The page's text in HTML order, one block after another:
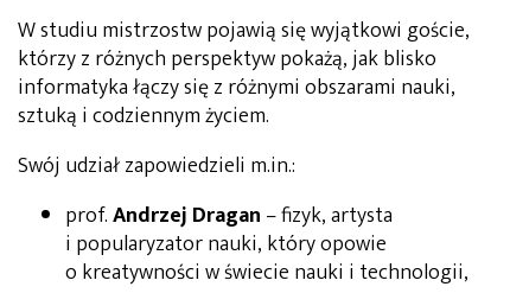
W studiu mistrzostw pojawią się wyjątkowi goście,
którzy z różnych perspektyw pokażą, jak blisko
informatyka łączy się z różnymi obszarami nauki,
sztuką i codziennym życiem.
Swój udział zapowiedzieli m.in.:
prof.Andrzej Dragan – fizyk, artysta
i popularyzator nauki, który opowie
o kreatywności w świecie nauki i technologii,